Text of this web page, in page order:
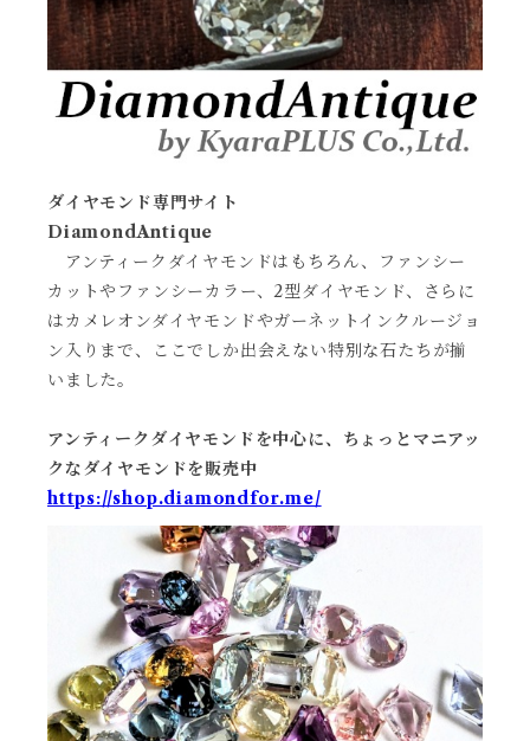
ダイヤモンド専門サイト
DiamondAntique
アンティークダイヤモンドはもちろん、ファンシー
カットやファンシーカラー、2型ダイヤモンド、さらに
はカメレオンダイヤモンドやガーネットインクルージョ
ン入りまで、ここでしか出会えない特別な石たちが揃
いました。
アンティークダイヤモンドを中心に、ちょっとマニアッ
クなダイヤモンドを販売中
https://shop.diamondfor.me/